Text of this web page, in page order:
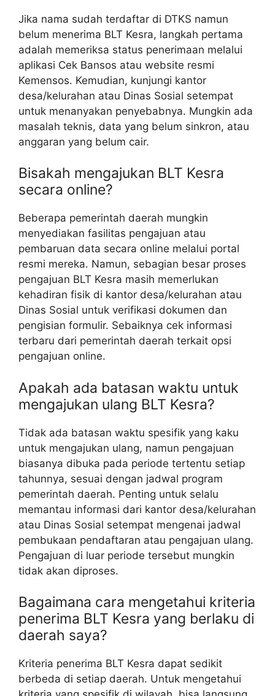
Jika nama sudah terdaftar di DTKS namun
belum menerima BLT Kesra, langkah pertama
adalah memeriksa status penerimaan melalui
aplikasi Cek Bansos atau website resmi
Kemensos. Kemudian, kunjungi kantor
desa/kelurahan atau Dinas Sosial setempat
untuk menanyakan penyebabnya. Mungkin ada
masalah teknis, data yang belum sinkron, atau
anggaran yang belum cair.
Bisakah mengajukan BLT Kesra
secara online?
Beberapa pemerintah daerah mungkin
menyediakan fasilitas pengajuan atau
pembaruan data secara online melalui portal
resmi mereka. Namun, sebagian besar proses
pengajuan BLT Kesra masih memerlukan
kehadiran fisik di kantor desa/kelurahan atau
Dinas Sosial untuk verifikasi dokumen dan
pengisian formulir. Sebaiknya cek informasi
terbaru dari pemerintah daerah terkait opsi
pengajuan online.
Apakah ada batasan waktu untuk
mengajukan ulang BLT Kesra?
Tidak ada batasan waktu spesifik yang kaku
untuk mengajukan ulang, namun pengajuan
biasanya dibuka pada periode tertentu setiap
tahunnya, sesuai dengan jadwal program
pemerintah daerah. Penting untuk selalu
memantau informasi dari kantor desa/kelurahan
atau Dinas Sosial setempat mengenai jadwal
pembukaan pendaftaran atau pengajuan ulang.
Pengajuan di luar periode tersebut mungkin
tidak akan diproses.
Bagaimana cara mengetahui kriteria
penerima BLT Kesra yang berlaku di
daerah saya?
Kriteria penerima BLT Kesra dapat sedikit
berbeda di setiap daerah. Untuk mengetahui